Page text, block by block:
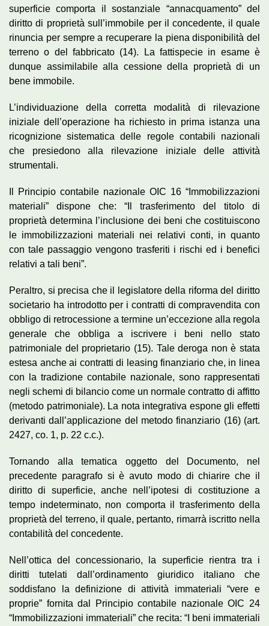
superficie comporta il sostanziale “annacquamento” del
diritto di proprietà sull’immobile per il concedente, il quale
rinuncia per sempre a recuperare la piena disponibilità del
terreno o del fabbricato (14). La fattispecie in esame è
dunque assimilabile alla cessione della proprietà di un
bene immobile.
L’individuazione della corretta modalità di rilevazione
iniziale dell’operazione ha richiesto in prima istanza una
ricognizione sistematica delle regole contabili nazionali
che presiedono alla rilevazione iniziale delle attività
strumentali.
Il Principio contabile nazionale OIC 16 “Immobilizzazioni
materiali” dispone che: “Il trasferimento del titolo di
proprietà determina l’inclusione dei beni che costituiscono
le immobilizzazioni materiali nei relativi conti, in quanto
con tale passaggio vengono trasferiti i rischi ed i benefici
relativi a tali beni”.
Peraltro, si precisa che il legislatore della riforma del diritto
societario ha introdotto per i contratti di compravendita con
obbligo di retrocessione a termine un’eccezione alla regola
generale che obbliga a iscrivere i beni nello stato
patrimoniale del proprietario (15). Tale deroga non è stata
estesa anche ai contratti di leasing finanziario che, in linea
con la tradizione contabile nazionale, sono rappresentati
negli schemi di bilancio come un normale contratto di affitto
(metodo patrimoniale). La nota integrativa espone gli effetti
derivanti dall’applicazione del metodo finanziario (16) (art.
2427, co. 1, p. 22 c.c.).
Tornando alla tematica oggetto del Documento, nel
precedente paragrafo si è avuto modo di chiarire che il
diritto di superficie, anche nell’ipotesi di costituzione a
tempo indeterminato, non comporta il trasferimento della
proprietà del terreno, il quale, pertanto, rimarrà iscritto nella
contabilità del concedente.
Nell’ottica del concessionario, la superficie rientra tra i
diritti tutelati dall’ordinamento giuridico italiano che
soddisfano la definizione di attività immateriali “vere e
proprie” fornita dal Principio contabile nazionale OIC 24
“Immobilizzazioni immateriali” che recita: “I beni immateriali